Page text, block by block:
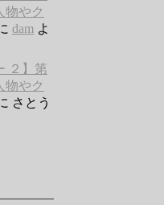
物やク
dam よ
２】第
物やク
さとう